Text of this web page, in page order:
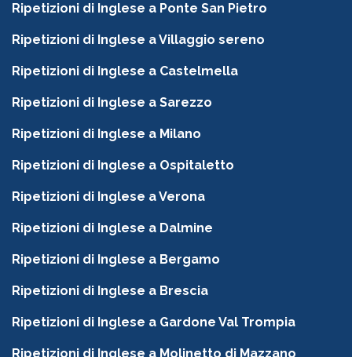
Ripetizioni di Inglese a Ponte San Pietro
Ripetizioni di Inglese a Villaggio sereno
Ripetizioni di Inglese a Castelmella
Ripetizioni di Inglese a Sarezzo
Ripetizioni di Inglese a Milano
Ripetizioni di Inglese a Ospitaletto
Ripetizioni di Inglese a Verona
Ripetizioni di Inglese a Dalmine
Ripetizioni di Inglese a Bergamo
Ripetizioni di Inglese a Brescia
Ripetizioni di Inglese a Gardone Val Trompia
Ripetizioni di Inglese a Molinetto di Mazzano